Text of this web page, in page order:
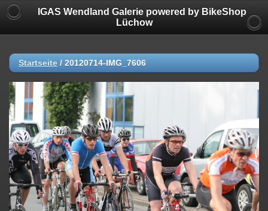
IGAS Wendland Galerie powered by BikeShop
Lüchow
Startseite / 20120714-IMG_7606